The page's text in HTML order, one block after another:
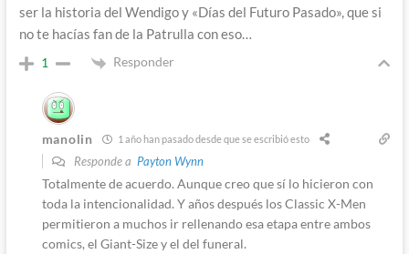
ser la historia del Wendigo y «Días del Futuro Pasado», que si
no te hacías fan de la Patrulla con eso…
1 Responder
manolin 1 año han pasado desde que se escribió esto
Responde a Payton Wynn
Totalmente de acuerdo. Aunque creo que sí lo hicieron con
toda la intencionalidad. Y años después los Classic X-Men
permitieron a muchos ir rellenando esa etapa entre ambos
comics, el Giant-Size y el del funeral.